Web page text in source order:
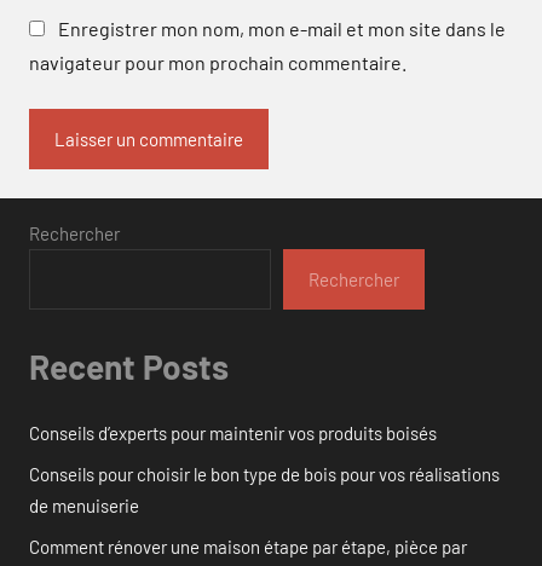
Enregistrer mon nom, mon e-mail et mon site dans le
navigateur pour mon prochain commentaire.
Rechercher
Rechercher
Recent Posts
Conseils d’experts pour maintenir vos produits boisés
Conseils pour choisir le bon type de bois pour vos réalisations
de menuiserie
Comment rénover une maison étape par étape, pièce par